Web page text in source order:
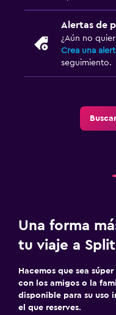
Sala de estar/TV
Muebles de exterior
Habitación
Almohada de plumas
Enchufe cerca de la
Despertador
Perchero
Alertas de
¿Aún no
Crea una
seguimiento.
Una forma
tu viaje a Split
Hacemos que sea
con los amigos o la
disponible para su uso
el que reserves.